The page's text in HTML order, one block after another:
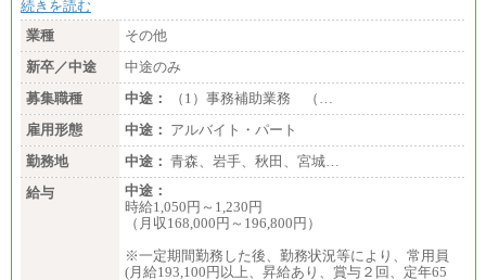
続きを読む
業種
その他
新卒／中途
中途のみ
募集職種
中途：
（1）事務補助業務 （…
雇用形態
中途： アルバイト・パート
勤務地
中途： 青森、岩手、秋田、宮城…
給与
中途：
時給1,050円～1,230円
（月収168,000円～196,800円）
※一定期間勤務した後、勤務状況等により、常用員
(月給193,100円以上、昇給あり、賞与２回、定年65